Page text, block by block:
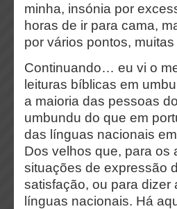
minha, insónia por
horas de ir para cama,
por vários pontos,
Continuando… eu vi o
leituras bíblicas em
a maioria das pessoas
umbundu do que em
das línguas nacionais
Dos velhos que, para os
situações de expressão
satisfação, ou para dizer
línguas nacionais. Há